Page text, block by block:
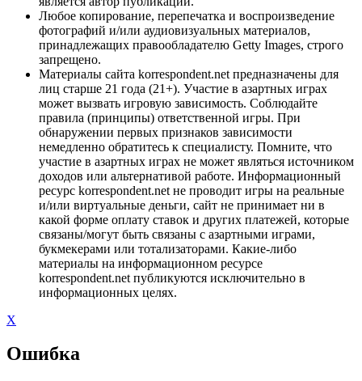
Любое копирование, перепечатка и воспроизведение
фотографий и/или аудиовизуальных материалов,
принадлежащих правообладателю Getty Images, строго
запрещено.
Материалы сайта korrespondent.net предназначены для
лиц старше 21 года (21+). Участие в азартных играх
может вызвать игровую зависимость. Соблюдайте
правила (принципы) ответственной игры. При
обнаружении первых признаков зависимости
немедленно обратитесь к специалисту. Помните, что
участие в азартных играх не может являться источником
доходов или альтернативой работе. Информационный
ресурс korrespondent.net не проводит игры на реальные
и/или виртуальные деньги, сайт не принимает ни в
какой форме оплату ставок и других платежей, которые
связаны/могут быть связаны с азартными играми,
букмекерами или тотализаторами. Какие-либо
материалы на информационном ресурсе
korrespondent.net публикуются исключительно в
информационных целях.
X
Ошибка